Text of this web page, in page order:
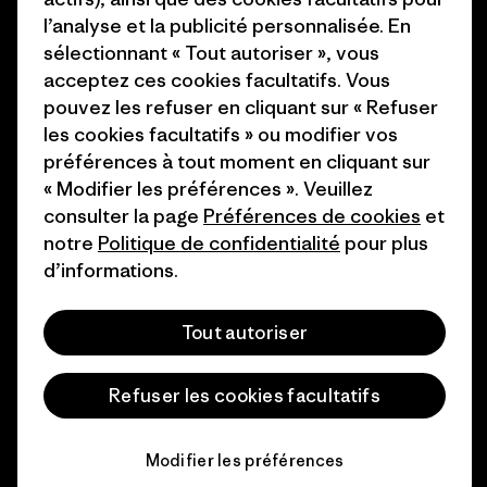
Comment nous finançons
Nos magasins
Industry program
Programme d’affiliation
Patagonia France Plan du site
© 2026 Patagonia, Inc. All Rights Reserved.
français
l’analyse et la publicité personnalisée. En
sélectionnant « Tout autoriser », vous
acceptez ces cookies facultatifs. Vous
pouvez les refuser en cliquant sur « Refuser
les cookies facultatifs » ou modifier vos
préférences à tout moment en cliquant sur
« Modifier les préférences ». Veuillez
consulter la page Préférences de cookies et
notre Politique de confidentialité pour plus
d’informations.
Tout autoriser
Refuser les cookies facultatifs
Modifier les préférences